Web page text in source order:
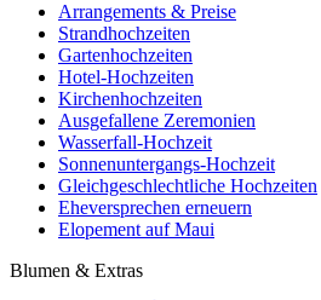
Arrangements & Preise
Strandhochzeiten
Gartenhochzeiten
Hotel-Hochzeiten
Kirchenhochzeiten
Ausgefallene Zeremonien
Wasserfall-Hochzeit
Sonnenuntergangs-Hochzeit
Gleichgeschlechtliche Hochzeiten
Eheversprechen erneuern
Elopement auf Maui
Blumen & Extras